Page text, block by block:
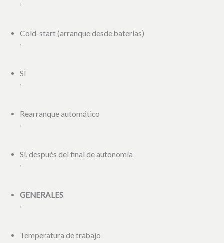
‘
Cold-start (arranque desde baterías)
‘
Sí
‘
Rearranque automático
‘
Sí, después del final de autonomía
‘
GENERALES
‘
Temperatura de trabajo